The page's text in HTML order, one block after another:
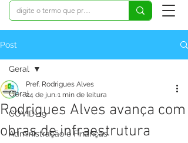
Post
Geral
COVID-19
Administração e Finanças
Geral
Rodrigues Alves avança com
obras de infraestrutura
Pref. Rodrigues Alves
24 de jun.1 min de leitura